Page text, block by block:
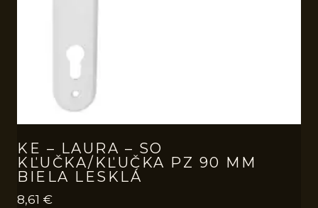
KE – LAURA – SO
KĽUČKA/KĽUČKA PZ 90 MM
BIELA LESKLÁ
8,61 €